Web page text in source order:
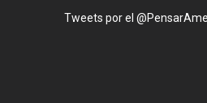
Tweets por el